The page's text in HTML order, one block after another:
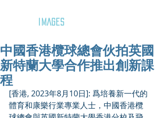
IMAGES
中國香港欖球總會伙拍英國
新特蘭大學合作推出創新課
程
[香港, 2023年8月10日]: 爲培養新一代的
體育和康樂行業專業人士，中國香港欖